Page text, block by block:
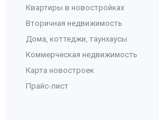
Квартиры в новостройках
Вторичная недвижимость
Дома, коттеджи, таунхаусы
Коммерческая недвижимость
Карта новостроек
Прайс-лист